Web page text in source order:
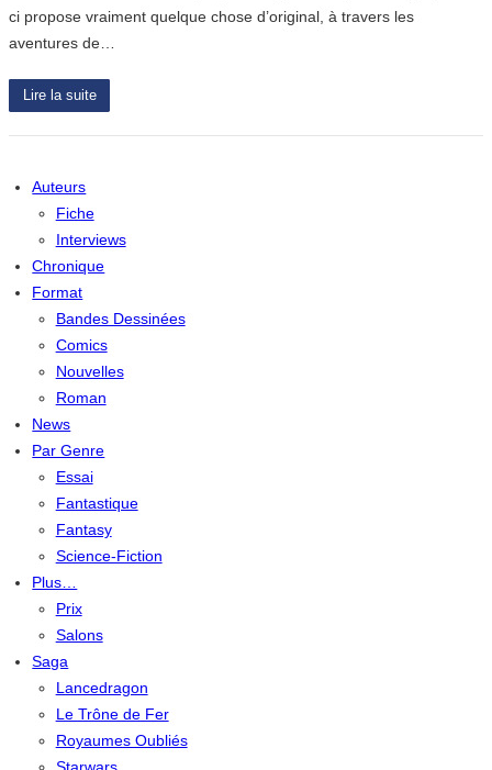
ci propose vraiment quelque chose d’original, à travers les
aventures de…
Lire la suite
Auteurs
Fiche
Interviews
Chronique
Format
Bandes Dessinées
Comics
Nouvelles
Roman
News
Par Genre
Essai
Fantastique
Fantasy
Science-Fiction
Plus…
Prix
Salons
Saga
Lancedragon
Le Trône de Fer
Royaumes Oubliés